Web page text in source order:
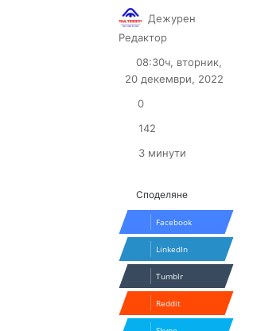
Дежурен
Редактор
X email
08:30ч, вторник,
20 декември, 2022
0
142
3 минути
Споделяне
Facebook
LinkedIn
Tumblr
Reddit